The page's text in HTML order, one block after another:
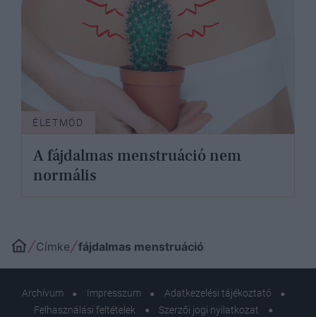
ÉLETMÓD
A fájdalmas menstruáció nem
normális
Címke fájdalmas menstruáció
Archívum Impresszum
Adatkezelési tájékoztató
Felhasználási feltételek
Szerzői jogi nyilatkozat